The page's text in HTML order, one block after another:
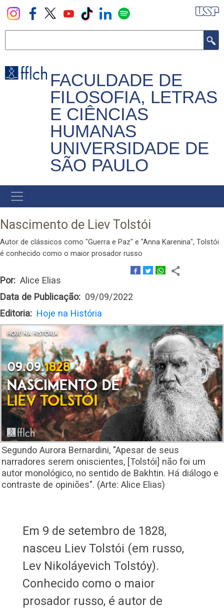
Pular
para
principal
FACULDADE DE
FILOSOFIA, LETRAS
E CIÊNCIAS
HUMANAS
UNIVERSIDADE DE
SÃO PAULO
NAVEGADOR
PRINCIPAL
Nascimento de Liev Tolstói
Autor de clássicos como "Guerra e Paz" e "Anna Karenina", Tolstói
é conhecido como o maior prosador russo
Por
Alice Elias
Data de Publicação
09/09/2022
Editoria
Hoje na História
Segundo Aurora Bernardini, "Apesar de seus
narradores serem oniscientes, [Tolstói] não foi um
autor monológico, no sentido de Bakhtin. Há diálogo e
contraste de opiniões". (Arte: Alice Elias)
Em 9 de setembro de 1828,
nasceu Liev Tolstói (em russo,
Lev Nikoláyevich Tolstóy).
Conhecido como o maior
prosador russo, é autor de